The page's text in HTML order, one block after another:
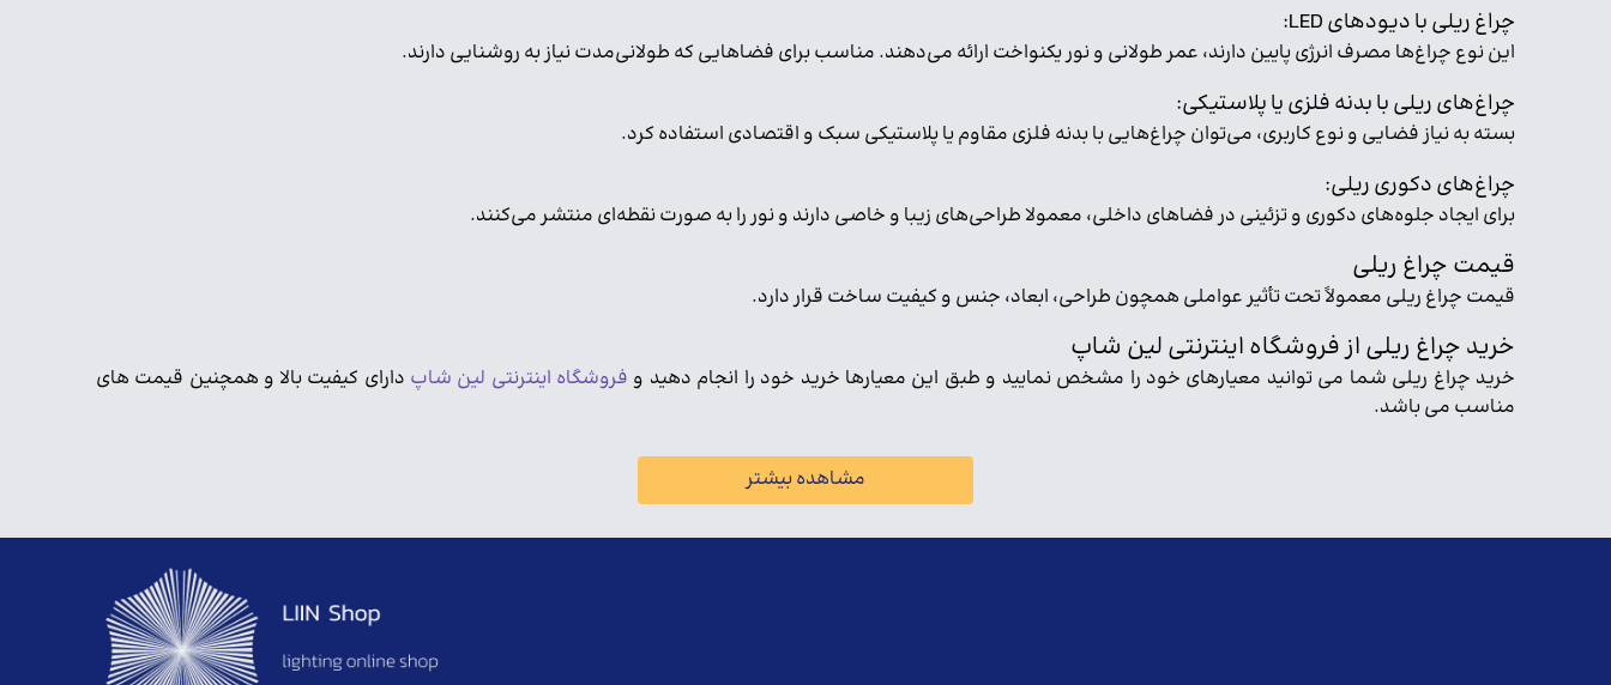
چراغ ریلی با دیودهای LED:
این نوع چراغ‌ها مصرف انرژی پایین دارند، عمر طولانی و نور یکنواخت ارائه می‌دهند. مناسب برای فضاهایی که طولانی‌مدت نیاز به روشنایی دارند.
چراغ‌های ریلی با بدنه فلزی یا پلاستیکی:
بسته به نیاز فضایی و نوع کاربری، می‌توان چراغ‌هایی با بدنه فلزی مقاوم یا پلاستیکی سبک و اقتصادی استفاده کرد.
چراغ‌های دکوری ریلی:
برای ایجاد جلوه‌های دکوری و تزئینی در فضاهای داخلی، معمولا طراحی‌های زیبا و خاصی دارند و نور را به صورت نقطه‌ای منتشر می‌کنند.
قیمت چراغ ریلی
قیمت چراغ ریلی معمولاً تحت تأثیر عواملی همچون طراحی، ابعاد، جنس و کیفیت ساخت قرار دارد.
خرید چراغ ریلی از فروشگاه اینترنتی لین شاپ
خرید چراغ ریلی شما می توانید معیارهای خود را مشخص نمایید و طبق این معیارها خرید خود را انجام دهید و فروشگاه اینترنتی لین شاپ دارای کیفیت بالا و همچنین قیمت های
مناسب می باشد.
مشاهده بیشتر